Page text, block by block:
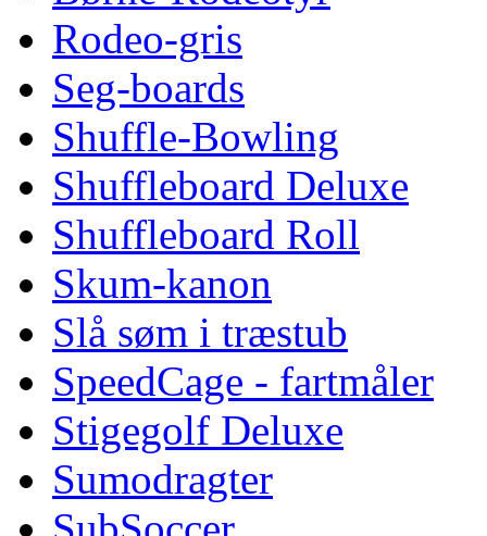
Rodeo-gris
Seg-boards
Shuffle-Bowling
Shuffleboard Deluxe
Shuffleboard Roll
Skum-kanon
Slå søm i træstub
SpeedCage - fartmåler
Stigegolf Deluxe
Sumodragter